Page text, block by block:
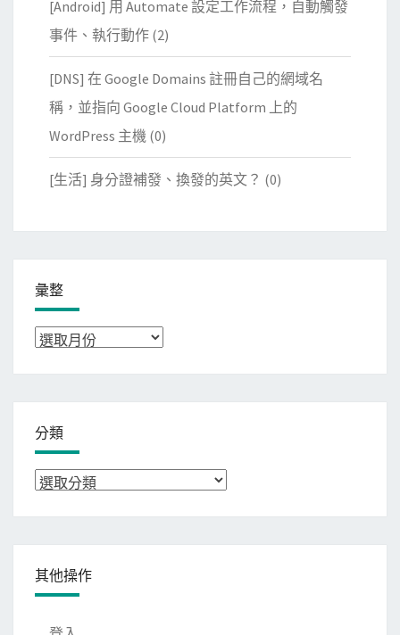
[Android] 用 Automate 設定工作流程，自動觸發
事件、執行動作 (2)
[DNS] 在 Google Domains 註冊自己的網域名
稱，並指向 Google Cloud Platform 上的
WordPress 主機 (0)
[生活] 身分證補發、換發的英文？ (0)
彙整
彙
分類
分
其他操作